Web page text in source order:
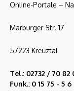
Online-Portale –
Marburger Str. 17
57223 Kreuztal
Tel.: 02732 / 70 82
Funk.: 0 15 75 - 5 6